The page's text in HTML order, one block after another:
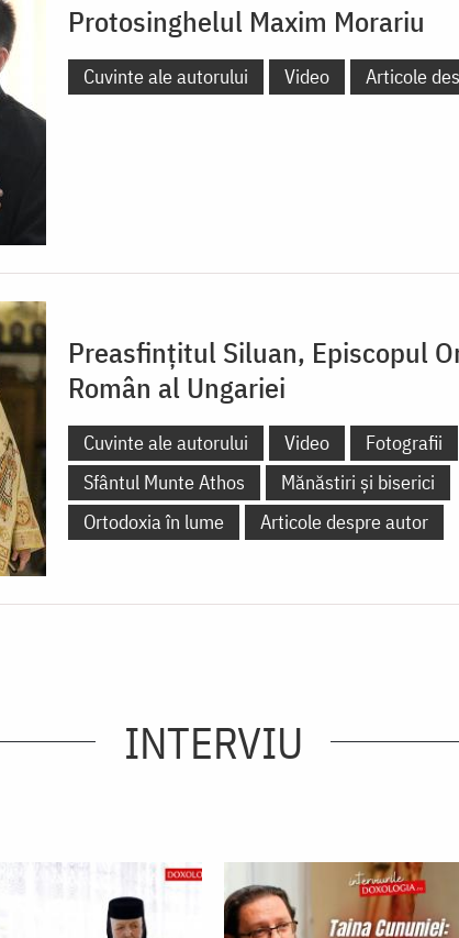
Protosinghelul Maxim Morariu
Cuvinte ale autorului Video Articole
Preasfințitul Siluan, Episcopul
Român al Ungariei
Cuvinte ale autorului Video
Fotografii
Sfântul Munte Athos
Mănăstiri și biserici
Ortodoxia în lume
Articole despre autor
INTERVIU